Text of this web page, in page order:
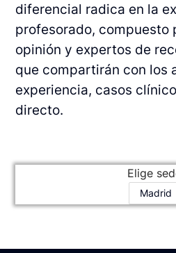
diferencial radica en la
profesorado, compuesto
opinión y expertos de
que compartirán con los
experiencia, casos
directo.
Elige
Madrid